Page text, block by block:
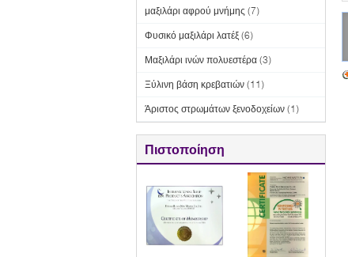
μαξιλάρι αφρού μνήμης (7)
Φυσικό μαξιλάρι λατέξ (6)
Μαξιλάρι ινών πολυεστέρα (3)
Ξύλινη βάση κρεβατιών (11)
Άριστος στρωμάτων ξενοδοχείων (1)
Πιστοποίηση